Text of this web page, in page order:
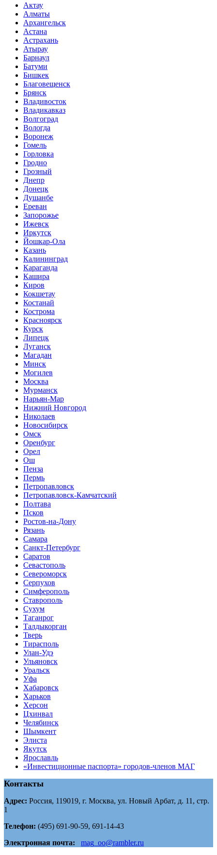
Актау
Алматы
Архангельск
Астана
Астрахань
Атырау
Барнаул
Батуми
Бишкек
Благовещенск
Брянск
Владивосток
Владикавказ
Волгоград
Вологда
Воронеж
Гомель
Горловка
Гродно
Грозный
Днепр
Донецк
Душанбе
Ереван
Запорожье
Ижевск
Иркутск
Йошкар-Ола
Казань
Калининград
Караганда
Кашира
Киров
Кокшетау
Костанай
Кострома
Красноярск
Курск
Липецк
Луганск
Магадан
Минск
Могилев
Москва
Мурманск
Нарьян-Мар
Нижний Новгород
Николаев
Новосибирск
Омск
Оренбург
Орел
Ош
Пенза
Пермь
Петропавловск
Петропавловск-Камчатский
Полтава
Псков
Ростов-на-Дону
Рязань
Самара
Санкт-Петербург
Саратов
Севастополь
Североморск
Серпухов
Симферополь
Ставрополь
Сухум
Таганрог
Tалдыкорган
Тверь
Тирасполь
Улан-Удэ
Ульяновск
Уральск
Уфа
Хабаровск
Харьков
Херсон
Цхинвал
Челябинск
Шымкент
Элиста
Якутск
Ярославль
«Инвестиционные паспорта» городов-членов МАГ
Контакты
Адрес: Россия, 119019, г. Москва, ул. Новый Арбат, д. 11, стр.
1
Телефон: (495) 691-90-59, 691-14-43
Электронная почта:
mag_oo@rambler.ru